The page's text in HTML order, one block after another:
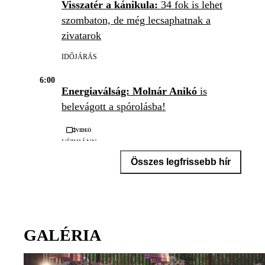
Visszatér a kánikula: 34 fok is lehet
szombaton, de még lecsaphatnak a
zivatarok
IDŐJÁRÁS
6:00
Energiaválság: Molnár Anikó is
belevágott a spórolásba!
Videó
VÍZHIÁNY
Összes legfrissebb hír
GALÉRIA